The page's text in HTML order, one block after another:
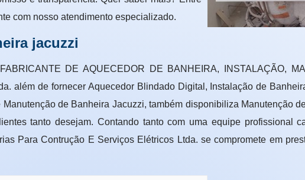
com nosso atendimento especializado.
jacuzzi
DE AQUECEDOR DE BANHEIRA, INSTALAÇÃO,
além de fornecer Aquecedor Blindado Digital, Instalação de
de Banheira Jacuzzi, também disponibiliza Manutenção
tanto desejam. Contando tanto com uma equipe profissional
Para Contrução E Serviços Elétricos Ltda. se compromete em